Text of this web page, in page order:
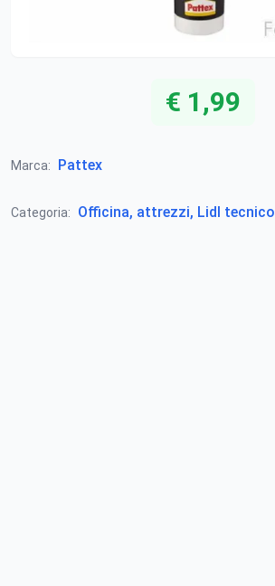
€ 1,99
Marca: Pattex
Categoria: Officina, attrezzi, Lidl tecnico